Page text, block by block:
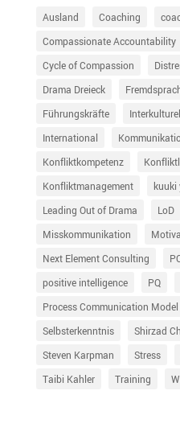
Ausland Coaching
Compassionate Accountability
Cycle of Compassion
Drama Dreieck
Führungskräfte
International
Konfliktkompetenz
Konfliktmanagement
kuuki
Leading Out of Drama
LoD
Misskommunikation
Next Element Consulting
positive intelligence
PQ
Process Communication Model
Selbsterkenntnis
Shirzad
Steven Karpman
Stress
Taibi Kahler
Training